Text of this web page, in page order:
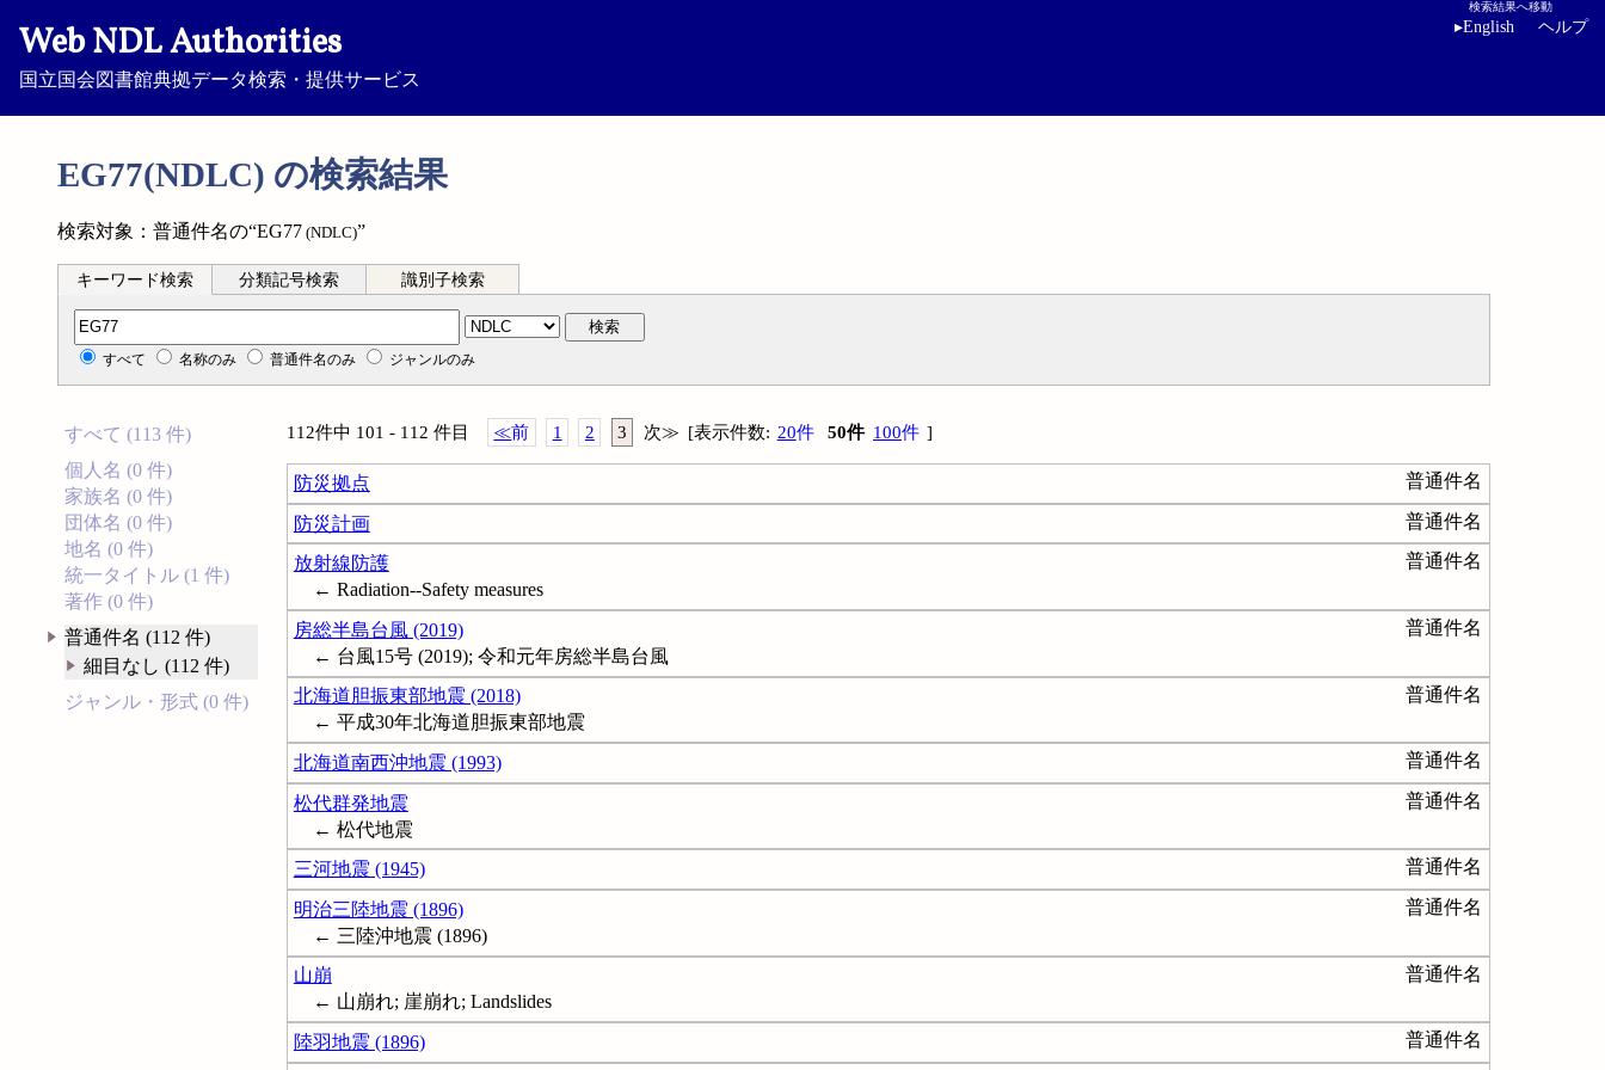
Web NDL Authorities
国立国会図書館典拠データ検索・提供サービス
検索結果へ移動
▸English ヘルプ
EG77(NDLC) の検索結果
検索対象：普通件名の“EG77 (NDLC)”
キーワード検索 分類記号検索 識別子検索
分類記号検索 検索
すべて 名称のみ 普通件名のみ ジャンルのみ
すべて (113 件)
個人名 (0 件)
家族名 (0 件)
団体名 (0 件)
地名 (0 件)
統一タイトル (1 件)
著作 (0 件)
普通件名 (112 件)
細目なし (112 件)
ジャンル・形式 (0 件)
112件中 101 - 112 件目 ≪前 1 2 3 次≫ [表示件数: 20件 50件 100件 ]
防災拠点 普通件名
防災計画 普通件名
放射線防護
普通件名
← Radiation--Safety measures
房総半島台風 (2019)
普通件名
← 台風15号 (2019); 令和元年房総半島台風
北海道胆振東部地震 (2018)
普通件名
← 平成30年北海道胆振東部地震
北海道南西沖地震 (1993)
普通件名
松代群発地震
普通件名
← 松代地震
三河地震 (1945)
普通件名
明治三陸地震 (1896)
普通件名
← 三陸沖地震 (1896)
山崩
普通件名
← 山崩れ; 崖崩れ; Landslides
陸羽地震 (1896)
普通件名